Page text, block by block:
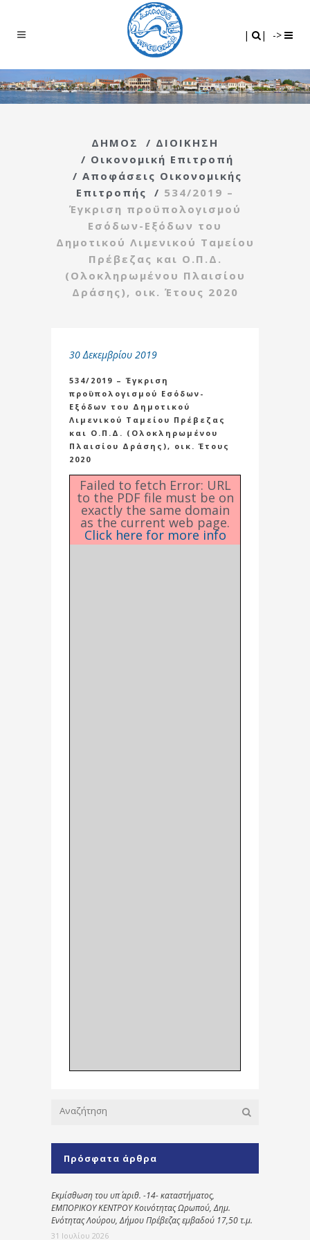
| | ->
ΔΗΜΟΣ / ΔΙΟΙΚΗΣΗ
/ Οικονομική Επιτροπή
/ Αποφάσεις Οικονομικής
Επιτροπής
/ 534/2019 –
Έγκριση προϋπολογισμού
Εσόδων-Εξόδων του
Δημοτικού Λιμενικού Ταμείου
Πρέβεζας και Ο.Π.Δ.
(Ολοκληρωμένου Πλαισίου
Δράσης), οικ. Έτους 2020
30 Δεκεμβρίου 2019
534/2019 – Έγκριση
προϋπολογισμού Εσόδων-
Εξόδων του Δημοτικού
Λιμενικού Ταμείου Πρέβεζας
και Ο.Π.Δ. (Ολοκληρωμένου
Πλαισίου Δράσης), οικ. Έτους
2020
Failed to fetch Error: URL
to the PDF file must be on
exactly the same domain
as the current web page.
Click here for more info
Πρόσφατα άρθρα
Εκμίσθωση του υπ΄ αριθ. -14- καταστήματος,
ΕΜΠΟΡΙΚΟΥ ΚΕΝΤΡΟΥ Κοινότητας Ωρωπού, Δημ.
Ενότητας Λούρου, Δήμου Πρέβεζας εμβαδού 17,50 τ.μ.
31 Ιουλίου 2026